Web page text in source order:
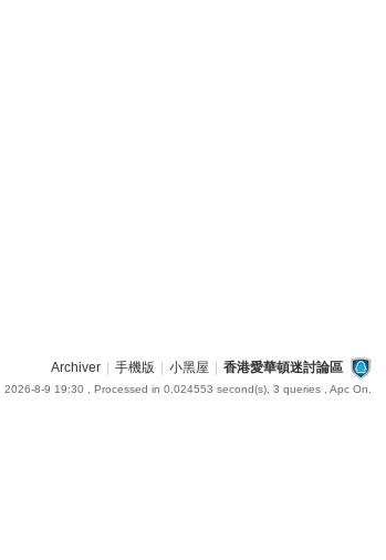
Archiver 手機版 小黑屋 香港愛華頓迷討論區
2026-8-9 19:30 , Processed in 0.024553 second(s), 3 queries , Apc On.